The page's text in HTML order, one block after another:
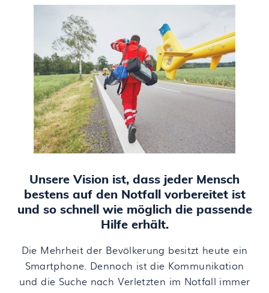
Unsere Vision ist, dass jeder Mensch
bestens auf den Notfall vorbereitet ist
und so schnell wie möglich die passende
Hilfe erhält.
Die Mehrheit der Bevölkerung besitzt heute ein
Smartphone. Dennoch ist die Kommunikation
und die Suche nach Verletzten im Notfall immer